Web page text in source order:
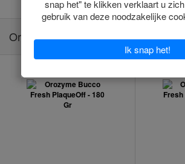
Orozyme Bucco Fresh PlaqueOff